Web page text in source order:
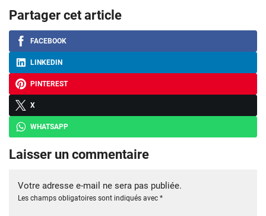
Partager cet article
FACEBOOK
LINKEDIN
PINTEREST
X
WHATSAPP
Laisser un commentaire
Votre adresse e-mail ne sera pas publiée.
Les champs obligatoires sont indiqués avec *